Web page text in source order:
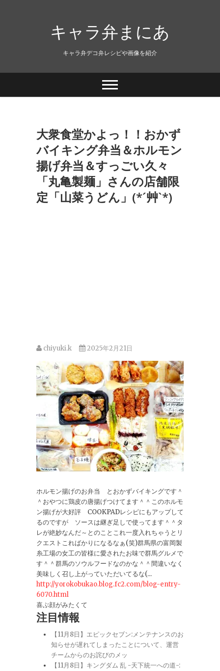
キャラ弁まにあ
キャラ弁デコ弁レシピや画像を紹介
大衆食堂かよっ！！おかず
バイキング弁当＆ホルモン
揚げ弁当＆すっごい久々
「丸亀製麺」さんの店舗限
定「山菜うどん」(*´艸`*)
chiyuki.k 2025年2月21日
ホルモン揚げのお弁当 とおかずバイキングです＾
＾おやつに鶏皮の唐揚げつけてます＾＾このホルモ
ン揚げが大好評 COOKPADレシピにもアップして
るのですが ソースは継ぎ足しで使ってます＾＾タ
レが絶妙なんだ～とのことこれ一度入れちゃうとリ
クエストこればかりになるなぁ(笑)群馬県の富岡製
糸工場の女工の皆様に愛されたお味で群馬グルメで
す＾＾群馬のソウルフードなのかな＾＾間違いなく
美味しく召し上がっていただいてるな(...
http://yorokobukao.blog.fc2.com/blog-entry-
6070.html
喜ぶ顔がみたくて
注目情報
【11月8日】エピックセブン:メンテナンスのお
知らせが遅れてしまったことについて、運営
チームからのお詫びのメッ
【11月8日】キングダム 乱 -天下統一への道-: